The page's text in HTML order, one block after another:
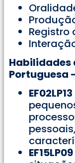
Registro
Habilidades
Portuguesa
EF02LP13
EF15LP09